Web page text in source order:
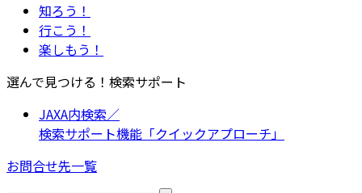
知ろう！
行こう！
楽しもう！
選んで見つける！検索サポート
JAXA内検索／
検索サポート機能「クイックアプローチ」
お問合せ先一覧